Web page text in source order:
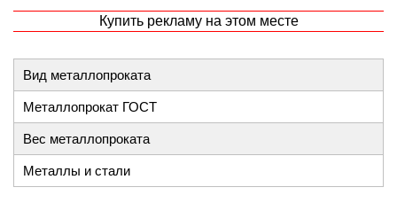
Купить рекламу на этом месте
Вид металлопроката
Металлопрокат ГОСТ
Вес металлопроката
Металлы и стали